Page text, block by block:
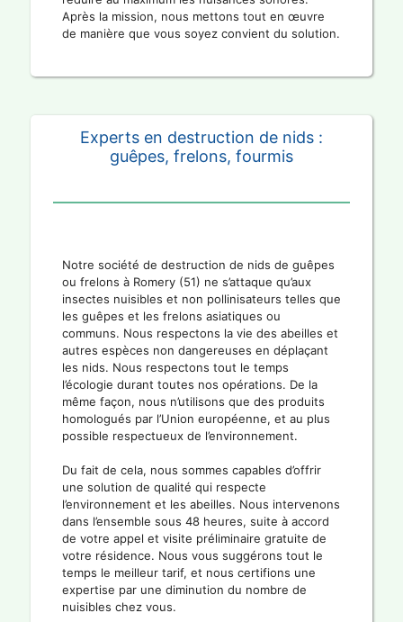
Après la mission, nous mettons tout en œuvre
de manière que vous soyez convient du solution.
Experts en destruction de nids :
guêpes, frelons, fourmis
Notre société de destruction de nids de guêpes
ou frelons à Romery (51) ne s’attaque qu’aux
insectes nuisibles et non pollinisateurs telles que
les guêpes et les frelons asiatiques ou
communs. Nous respectons la vie des abeilles et
autres espèces non dangereuses en déplaçant
les nids. Nous respectons tout le temps
l’écologie durant toutes nos opérations. De la
même façon, nous n’utilisons que des produits
homologués par l’Union européenne, et au plus
possible respectueux de l’environnement.
Du fait de cela, nous sommes capables d’offrir
une solution de qualité qui respecte
l’environnement et les abeilles. Nous intervenons
dans l’ensemble sous 48 heures, suite à accord
de votre appel et visite préliminaire gratuite de
votre résidence. Nous vous suggérons tout le
temps le meilleur tarif, et nous certifions une
expertise par une diminution du nombre de
nuisibles chez vous.